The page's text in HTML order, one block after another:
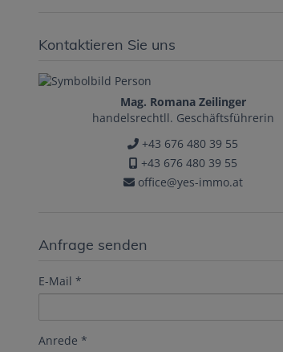
Kontaktieren Sie uns
Mag. Romana Zeilinger
handelsrechtll. Geschäftsführerin
+43 676 480 39 55
+43 676 480 39 55
office@yes-immo.at
Anfrage senden
E-Mail
Anrede